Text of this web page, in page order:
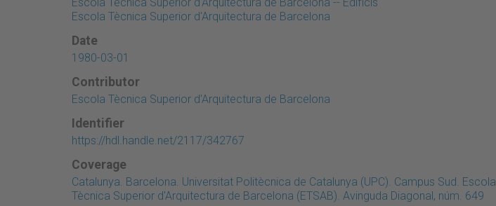
Escola Tècnica Superior d'Arquitectura de Barcelona
Date
1980-03-01
Contributor
Escola Tècnica Superior d'Arquitectura de Barcelona
Identifier
https://hdl.handle.net/2117/342767
Coverage
Catalunya. Barcelona. Universitat Politècnica de Catalunya (UPC). Campus Sud. Escola
Tècnica Superior d'Arquitectura de Barcelona (ETSAB). Avinguda Diagonal, núm. 649